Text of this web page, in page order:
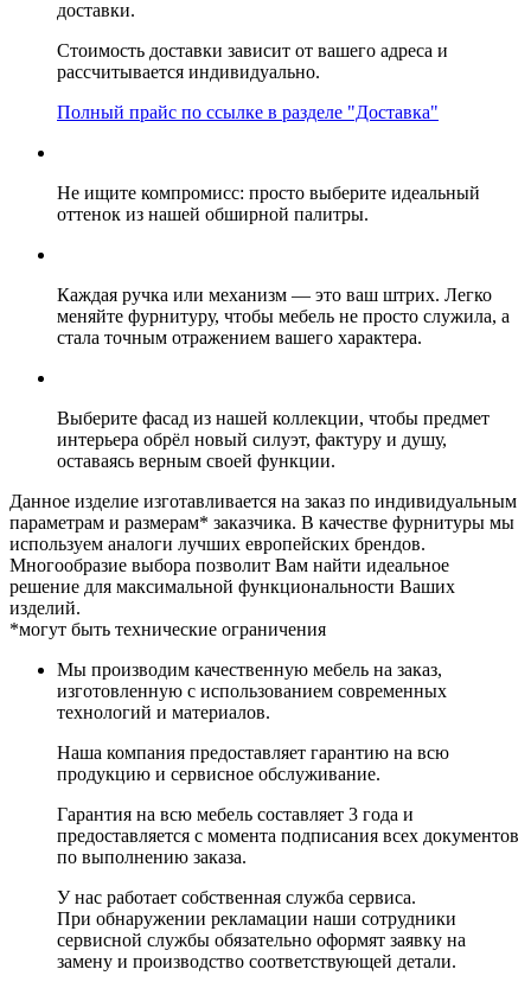
доставки.
Стоимость доставки зависит от вашего адреса и
рассчитывается индивидуально.
Полный прайс по ссылке в разделе "Доставка"
Не ищите компромисс: просто выберите идеальный
оттенок из нашей обширной палитры.
Каждая ручка или механизм — это ваш штрих. Легко
меняйте фурнитуру, чтобы мебель не просто служила, а
стала точным отражением вашего характера.
Выберите фасад из нашей коллекции, чтобы предмет
интерьера обрёл новый силуэт, фактуру и душу,
оставаясь верным своей функции.
Данное изделие изготавливается на заказ по индивидуальным
параметрам и размерам* заказчика. В качестве фурнитуры мы
используем аналоги лучших европейских брендов.
Многообразие выбора позволит Вам найти идеальное
решение для максимальной функциональности Ваших
изделий.
*могут быть технические ограничения
Мы производим качественную мебель на заказ,
изготовленную с использованием современных
технологий и материалов.
Наша компания предоставляет гарантию на всю
продукцию и сервисное обслуживание.
Гарантия на всю мебель составляет 3 года и
предоставляется с момента подписания всех документов
по выполнению заказа.
У нас работает собственная служба сервиса.
При обнаружении рекламации наши сотрудники
сервисной службы обязательно оформят заявку на
замену и производство соответствующей детали.